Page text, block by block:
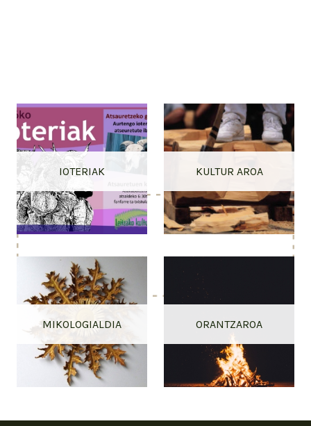
IOTERIAK KULTUR AROA
MIKOLOGIALDIA ORANTZAROA